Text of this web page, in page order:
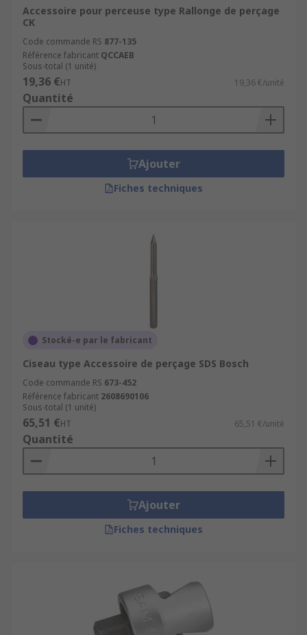
Accessoire pour perceuse type Rallonge de perçage
CK
Code commande RS 877-135
Référence fabricant QCCAEB
Sous-total (1 unité)
19,36 €HT 19,36 €/unité
Quantité
Ajouter
Fiches techniques
Stocké-e par le fabricant
Ciseau type Accessoire de perçage SDS Bosch
Code commande RS 673-452
Référence fabricant 2608690106
Sous-total (1 unité)
65,51 €HT 65,51 €/unité
Quantité
Ajouter
Fiches techniques